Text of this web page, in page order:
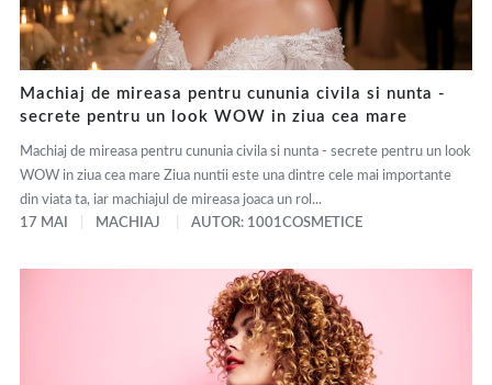
Machiaj de mireasa pentru cununia civila si nunta -
secrete pentru un look WOW in ziua cea mare
Machiaj de mireasa pentru cununia civila si nunta - secrete pentru un look
WOW in ziua cea mare Ziua nuntii este una dintre cele mai importante
din viata ta, iar machiajul de mireasa joaca un rol...
17 MAI
MACHIAJ AUTOR: 1001COSMETICE